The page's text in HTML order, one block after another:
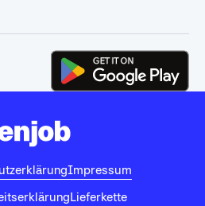
Impressum
Lieferkette